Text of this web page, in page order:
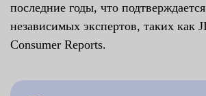
последние годы, что
независимых экспертов, таких как
Consumer Reports.